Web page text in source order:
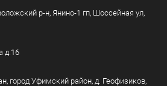
р-н, Янино-1 гп, Шоссейная ул,
д.16
город Уфимский район, д. Геофизиков,